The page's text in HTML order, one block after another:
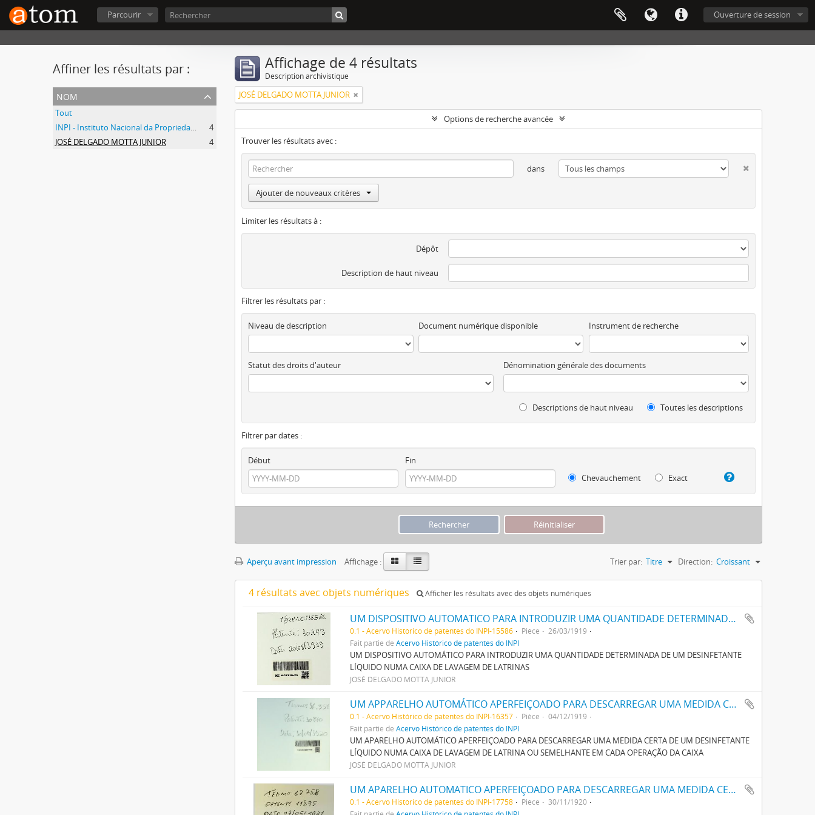
Ouverture de session
Parcourir
Affiner les résultats par :
nom
Tout
INPI - Instituto Nacional da Propriedade Industrial
4
JOSÉ DELGADO MOTTA JUNIOR
4
Affichage de 4 résultats
Description archivistique
JOSÉ DELGADO MOTTA JUNIOR
Options de recherche avancée
Trouver les résultats avec :
dans
Ajouter de nouveaux critères
Limiter les résultats à :
Dépôt
Description de haut niveau
Filtrer les résultats par :
Niveau de description Document numérique disponible Instrument de recherche
Statut des droits d'auteur Dénomination générale des documents
Descriptions de haut niveau Toutes les descriptions
Filtrer par dates :
Début
Fin
Chevauchement
Exact
Aperçu avant impression Affichage : Trier par: Titre Direction: Croissant
4 résultats avec objets numériques Afficher les résultats avec des objets numériques
UM DISPOSITIVO AUTOMATICO PARA INTRODUZIR UMA QUANTIDADE DETERMINADA DE UM DESINFECTANTE LIQUIDO NUMA CAIXA DE LAVAGEM DE LATRINAS
0.1 - Acervo Histórico de patentes do INPI-15586 Pièce
26/03/1919
Fait partie deAcervo Histórico de patentes do INPI
UM DISPOSITIVO AUTOMÁTICO PARA INTRODUZIR UMA QUANTIDADE DETERMINADA DE UM DESINFETANTE
LÍQUIDO NUMA CAIXA DE LAVAGEM DE LATRINAS
JOSÉ DELGADO MOTTA JUNIOR
UM APPARELHO AUTOMÁTICO APERFEIÇOADO PARA DESCARREGAR UMA MEDIDA CERTA DE UM DESINFECTANTE LIQUIDO NUMA CAIXA DE LAVAGEM DE LATRINA OU SEMELHANTE EM CADA OPERAÇÃO DA CAIXA
0.1 - Acervo Histórico de patentes do INPI-16357 Pièce
04/12/1919
Fait partie deAcervo Histórico de patentes do INPI
UM APARELHO AUTOMÁTICO APERFEIÇOADO PARA DESCARREGAR UMA MEDIDA CERTA DE UM DESINFETANTE
LÍQUIDO NUMA CAIXA DE LAVAGEM DE LATRINA OU SEMELHANTE EM CADA OPERAÇÃO DA CAIXA
JOSÉ DELGADO MOTTA JUNIOR
UM APARELHO AUTOMATICO APERFEIÇOADO PARA DESCARREGAR UMA MEDIDA CERTA DE UM LIQUIDO DESINFECTANTE NUMA CAIXA DE LAVAGEM DE LATRINA OU SEMELHANTE
0.1 - Acervo Histórico de patentes do INPI-17758 Pièce
30/11/1920